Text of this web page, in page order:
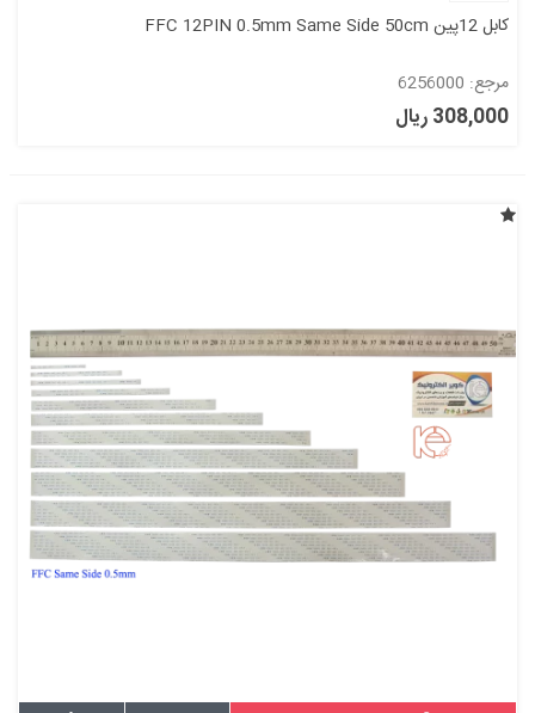
کابل 12پین FFC 12PIN 0.5mm Same Side 50cm
مرجع: 6256000
308,000 ریال